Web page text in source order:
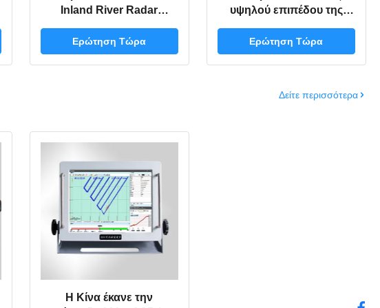
Inland River Radar
πλοήγηση
Ερώτηση Τώρα
υψηλού επιπέδου της
Ερώτηση Τώρα
Δείτε περισσότερα
Η Κίνα έκανε την